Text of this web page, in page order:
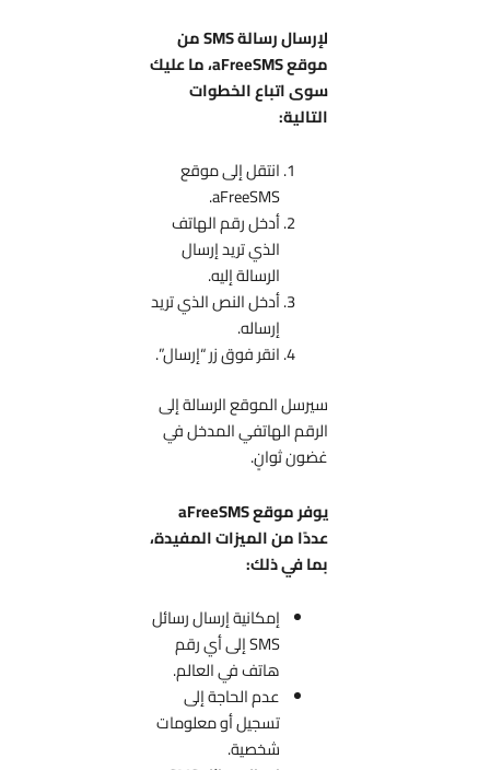
لإرسال رسالة SMS من
موقع aFreeSMS، ما عليك
سوى اتباع الخطوات
التالية:
انتقل إلى موقع
aFreeSMS.
أدخل رقم الهاتف
الذي تريد إرسال
الرسالة إليه.
أدخل النص الذي تريد
إرساله.
انقر فوق زر “إرسال”.
سيرسل الموقع الرسالة إلى
الرقم الهاتفي المدخل في
غضون ثوانٍ.
يوفر موقع aFreeSMS
عددًا من الميزات المفيدة،
بما في ذلك:
إمكانية إرسال رسائل
SMS إلى أي رقم
هاتف في العالم.
عدم الحاجة إلى
تسجيل أو معلومات
شخصية.